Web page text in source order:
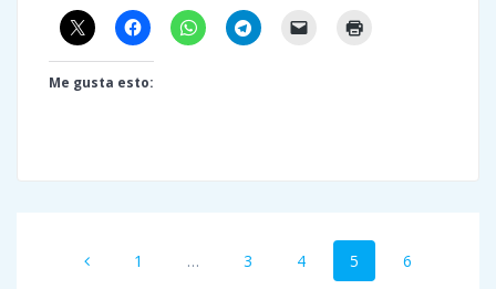
Me gusta esto:
Página
1 … Página
3 Página
4 Página
5 Página
6